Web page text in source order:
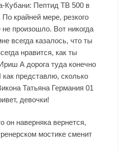
Кубани: Пептид TB 500 в
По крайней мере, резкого
не произошло. Вот никогда
всегда казалось, что ты
нравится, как ты
А дорога туда конечно
представлю, сколько
Татьяна Германия 01
девочки!
он наверняка вернется,
мостике сменит